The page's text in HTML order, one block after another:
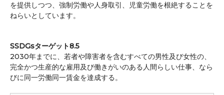
を提供しつつ、強制労働や人身取引、児童労働を根絶することを
ねらいとしています。
SSDGsターゲット8.5
2030年までに、若者や障害者を含むすべての男性及び女性の、
完全かつ生産的な雇用及び働きがいのある人間らしい仕事、なら
びに同一労働同一賃金を達成する。